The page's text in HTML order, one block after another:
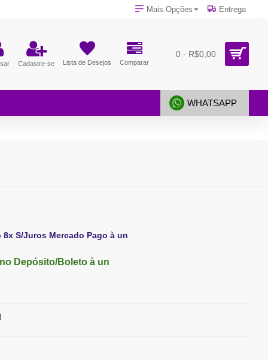
Mais Opções Entrega
Cadastre-se Lista de Desejos Comparar
0 - R$0,00
WHATSAPP
8x S/Juros Mercado Pago à un
no Depósito/Boleto à un